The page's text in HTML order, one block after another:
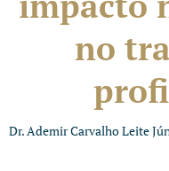
no
Dr. Ademir Carvalho Leite